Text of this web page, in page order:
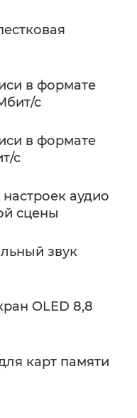
в формате
с
в формате
с
аудио
сцены
звук
OLED 8,8
карт памяти